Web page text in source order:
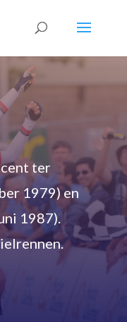
ter
1979) en
1987).